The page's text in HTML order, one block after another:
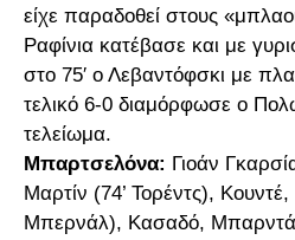
είχε παραδοθεί στους
Ραφίνια κατέβασε και με
στο 75′ ο Λεβαντόφσκι με
τελικό 6-0 διαμόρφωσε ο
τελείωμα.
Μπαρτσελόνα: Γιοάν
Μαρτίν (74’ Τορέντς),
Μπερνάλ), Κασαδό,